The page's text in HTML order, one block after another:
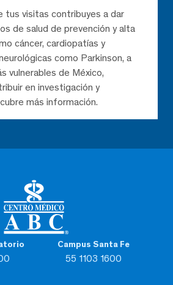
Campus Santa Fe
55 1103 1600
tus visitas contribuyes a dar
de salud de prevención y alta
cáncer, cardiopatías y
como Parkinson, a
vulnerables de México,
en investigación y
más información.